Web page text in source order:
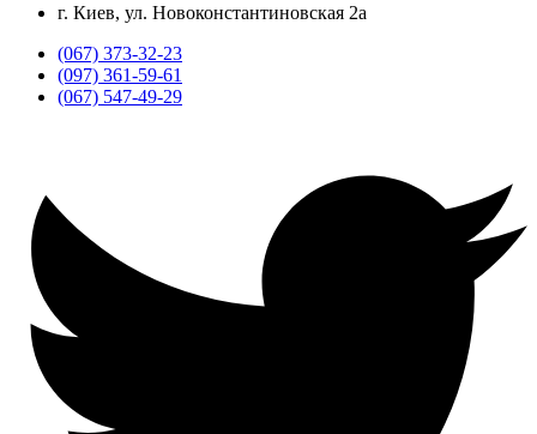
г. Киев, ул. Новоконстантиновская 2а
(067) 373-32-23
(097) 361-59-61
(067) 547-49-29